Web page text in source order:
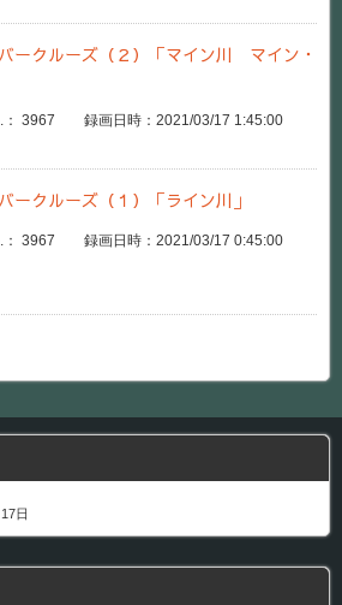
ークルーズ（２）「マイン川 マイン・
： 3967 録画日時：2021/03/17 1:45:00
クルーズ（１）「ライン川」
： 3967 録画日時：2021/03/17 0:45:00
17日